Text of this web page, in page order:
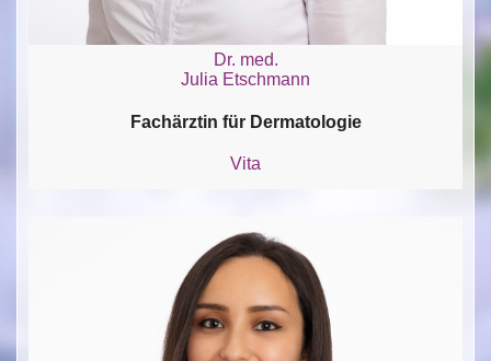
Dr. med.
Julia Etschmann
Fachärztin für Dermatologie
Vita